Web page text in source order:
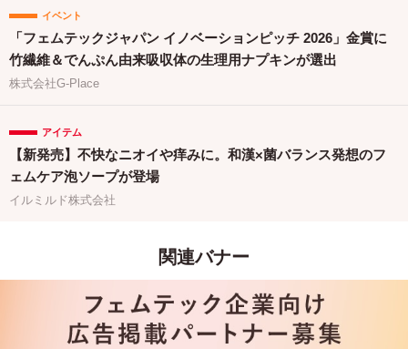
イベント
「フェムテックジャパン イノベーションピッチ 2026」金賞に
竹繊維＆でんぷん由来吸収体の生理用ナプキンが選出
株式会社G-Place
アイテム
【新発売】不快なニオイや痒みに。和漢×菌バランス発想のフ
ェムケア泡ソープが登場
イルミルド株式会社
関連バナー